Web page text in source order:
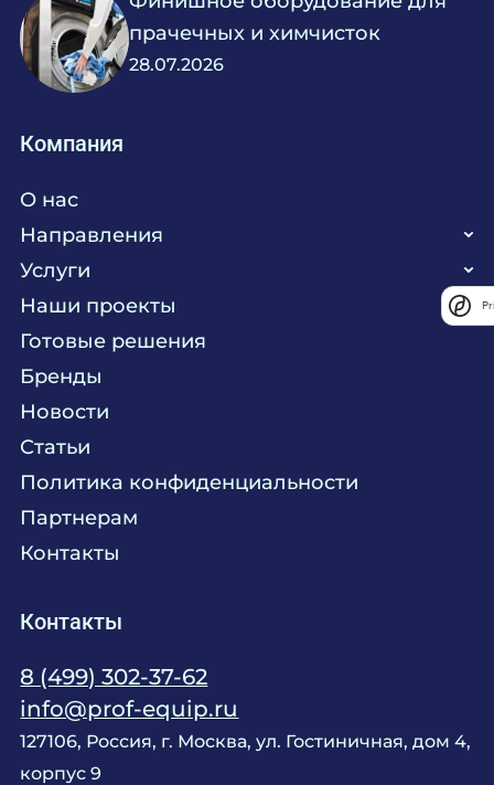
прачечных и химчисток
28.07.2026
Компания
О нас
Направления
Кухня
Прачечная
Текстиль
Химия
Мебель
Комплексное оснащение
Услуги
Поставка аксессуаров и запасных частей
Сервисное обслуживание
Консалтинг
Технологическое проектирование
Продажа оборудования
Монтажные и пусконаладочные работы
Наши проекты
Готовые решения
Бренды
Новости
Статьи
Политика конфиденциальности
Партнерам
Контакты
Контакты
8 (499) 302-37-62
info@prof-equip.ru
127106, Россия, г. Москва, ул. Гостиничная, дом 4,
корпус 9